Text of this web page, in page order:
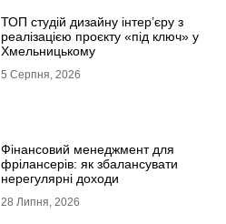
ТОП студій дизайну інтер’єру з
реалізацією проєкту «під ключ» у
Хмельницькому
5 Серпня, 2026
Фінансовий менеджмент для
фрілансерів: як збалансувати
нерегулярні доходи
28 Липня, 2026